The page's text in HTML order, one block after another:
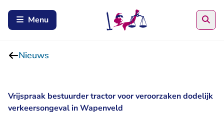
Menu
Nieuws
Vrijspraak bestuurder tractor voor veroorzaken dodelijk
verkeersongeval in Wapenveld